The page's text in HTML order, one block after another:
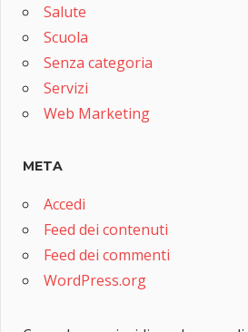
Salute
Scuola
Senza categoria
Servizi
Web Marketing
META
Accedi
Feed dei contenuti
Feed dei commenti
WordPress.org